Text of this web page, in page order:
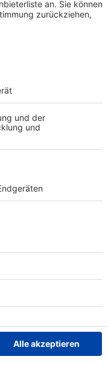
SpVgg Hösbach-Bahnhof 2
FC Oberbessenbach 2
-
SV Vorwärts Kleinostheim